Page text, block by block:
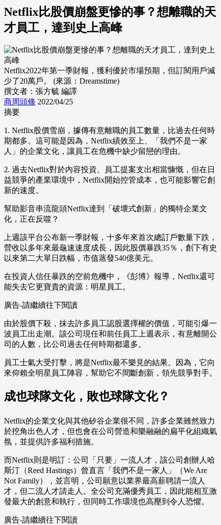
Netflix比股價崩盤更慘的事？想離職的天
才員工，達到史上高峰
Netflix2022年第一季財報，獲利優於市場預期，但訂閱用戶減
少了20萬戶。 (來源：Dreamstime)
撰文者：張方毓 編譯
商周頭條 2022/04/25
摘要
1. Netflix股價雪崩，據傳有意離職的員工數量，比過去任何時
期都多。這可能是因為，Netflix績效至上、「我們不是一家
人」的企業文化，讓員工在危機中缺少留戀的理由。
2. 過去Netflix對於內容投資、員工提案支出相當慷慨，但在日
益競爭的產業環境中，Netflix開始控管成本，也可能影響它創
新的速度。
幫助影音串流龍頭Netflix達到「破壞式創新」的獨特企業文
化，正在反噬？
上週該平台公布新一季財報，十多年來首次總訂戶數量下跌，
營收以多年來最龜速速度成長，因此股價暴跌35％，創下有史
以來第二大單日跌幅，市值蒸發540億美元。
在投資人信任暴跌的空前危機中，《彭博》報導，Netflix還可
能失去它更寶貴的資源：明星員工。
廣告-請繼續往下閱讀
由於股價下殺，抹去許多員工認股選擇權的價值，可能引爆一
波員工出走潮。該公司現任和前任員工上週表示，有意離開公
司的人數，比公司過去任何時期都還多。
員工士氣大受打擊，將是Netflix最不樂見的結果。因為，它向
來仰賴全明星員工陣容，幫助它不間斷創新，領先競爭對手。
成也球隊文化，敗也球隊文化？
Netflix的企業文化與其他矽谷企業很不同，許多企業雖然致力
於挖角出色人才，但也會在公司營造和樂融融的扁平化組織氣
氛，並提供許多福利措施。
而Netflix則是明訂：公司「只要」一流人才，該公司創辦人哈
斯汀（Reed Hastings）曾直言「我們不是一家人」（We Are
Not Family），並言明，公司願意以業界最高薪聘請一流人
才，但二流人才請走人。全公司充滿優秀員工，因此能相互激
發最大的創意和執行，但同時工作環境也高壓到令人恐懼。
廣告-請繼續往下閱讀